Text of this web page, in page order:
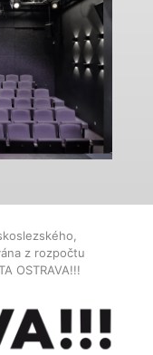
z rozpočtu
OSTRAVA!!!